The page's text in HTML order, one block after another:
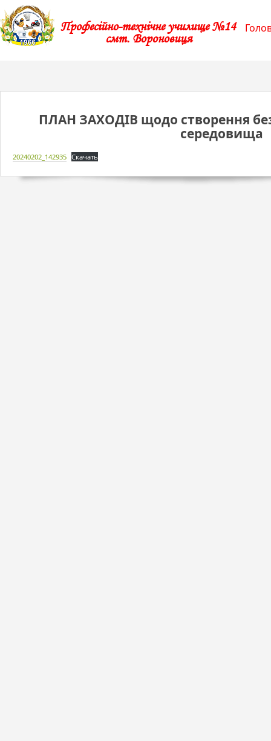
Професійно-технічне училище №14
смт. Вороновиця
ПЛАН ЗАХОДІВ щодо створення
середовища
20240202_142935 Скачать